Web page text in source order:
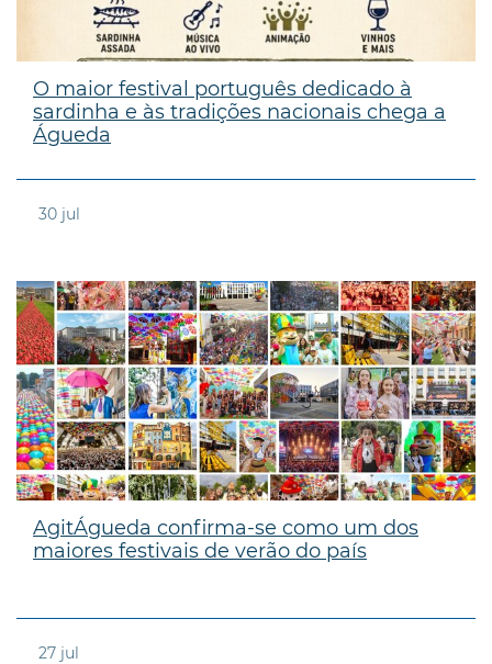
O maior festival português dedicado à
sardinha e às tradições nacionais chega a
Águeda
30 jul
AgitÁgueda confirma-se como um dos
maiores festivais de verão do país
27 jul